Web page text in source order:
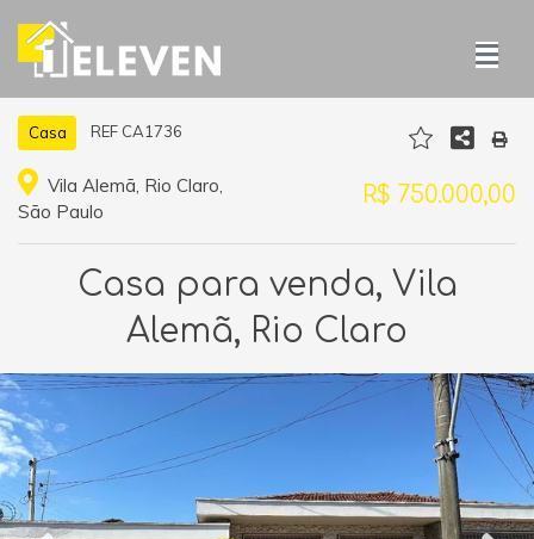
Casa REF CA1736
Vila Alemã, Rio Claro,
São Paulo
R$ 750.000,00
Casa para venda, Vila
Alemã, Rio Claro